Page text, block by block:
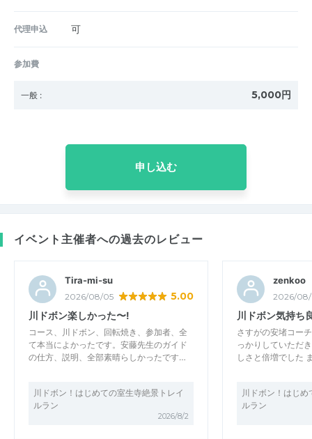
代理申込 可
参加費
一般 : 5,000円
申し込む
イベント主催者への過去のレビュー
Tira-mi-su
2026/08/05 5.00
川ドボン楽しかった〜!
コース、川ドボン、回転焼き、参加者、全
て本当によかったです。安藤先生のガイド
の仕方、説明、全部素晴らしかったです…
川ドボン！はじめての室生寺絶景トレイ
ルラン
2026/8/2
zenkoo
2026/
川ドボン気持ち
さすがの安堵コー
っかりしていただ
しさと倍増でした
川ドボン！はじ
ルラン